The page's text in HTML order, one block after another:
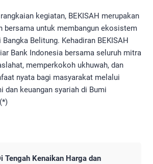
kegiatan, BEKISAH merupakan
bersama untuk membangun ekosistem
Belitung. Kehadiran BEKISAH
Bank Indonesia bersama seluruh mitra
memperkokoh ukhuwah, dan
nyata bagi masyarakat melalui
dan keuangan syariah di Bumi
Tengah Kenaikan Harga dan